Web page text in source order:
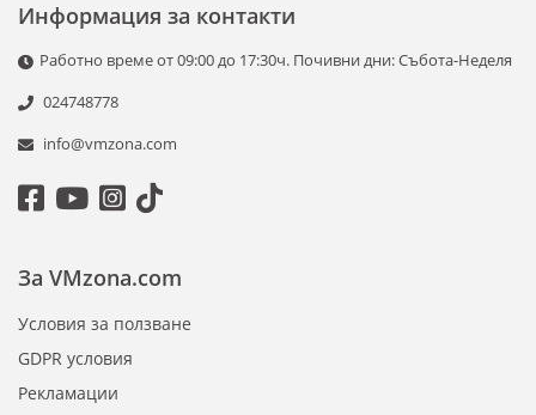
Информация за контакти
Работно време от 09:00 до 17:30ч. Почивни дни: Събота-Неделя
024748778
info@vmzona.com
За VMzona.com
Условия за ползване
GDPR условия
Рекламации